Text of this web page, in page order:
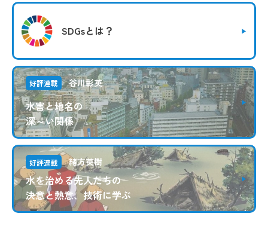
SDGsとは？
好評連載 谷川彰英
水害と地名の
深～い関係
好評連載 緒方英樹
水を治める先人たちの
決意と熱意、技術に学ぶ